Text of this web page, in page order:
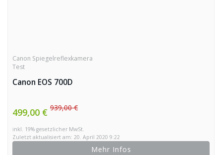
Canon Spiegelreflexkamera
Test
Canon EOS 700D
499,00 € 939,00 €
inkl. 19% gesetzlicher MwSt.
Zuletzt aktualisiert am: 20. April 2020 9:22
Mehr Infos